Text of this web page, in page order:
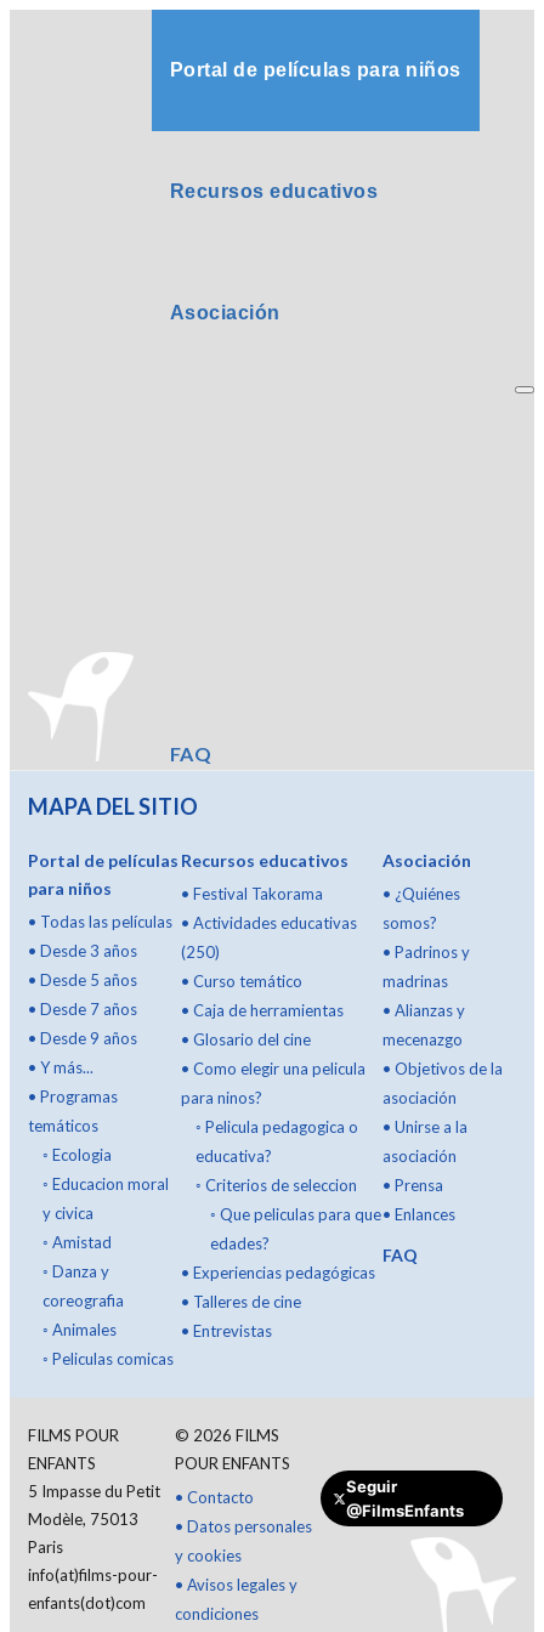
Portal de películas para niños
Recursos educativos
Asociación
FAQ
MAPA DEL SITIO
Portal de películas
para niños
• Todas las películas
• Desde 3 años
• Desde 5 años
• Desde 7 años
• Desde 9 años
• Y más...
• Programas
temáticos
◦ Ecologia
◦ Educacion moral
y civica
◦ Amistad
◦ Danza y
coreografia
◦ Animales
◦ Peliculas comicas
Recursos educativos
• Festival Takorama
• Actividades educativas
(250)
• Curso temático
• Caja de herramientas
• Glosario del cine
• Como elegir una pelicula
para ninos?
◦ Pelicula pedagogica o
educativa?
◦ Criterios de seleccion
◦ Que peliculas para que
edades?
• Experiencias pedagógicas
• Talleres de cine
• Entrevistas
Asociación
• ¿Quiénes
somos?
•Padrinos y
madrinas
•Alianzas y
mecenazgo
•Objetivos de la
asociación
•Unirse a la
asociación
•Prensa
•Enlances
FAQ
FILMS POUR
ENFANTS
5 Impasse du Petit
Modèle, 75013
Paris
info(at)films-pour-
enfants(dot)com
© 2026 FILMS
POUR ENFANTS
• Contacto
• Datos personales
y cookies
• Avisos legales y
condiciones
Seguir
@FilmsEnfants